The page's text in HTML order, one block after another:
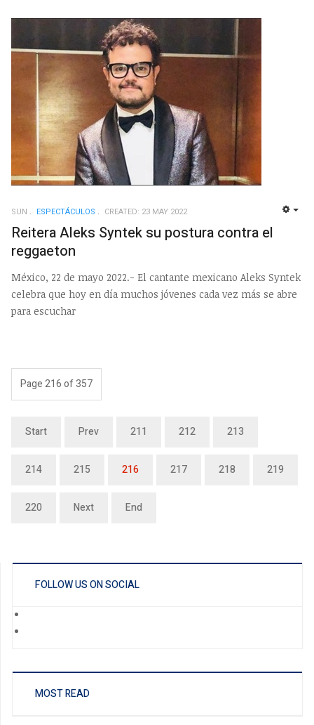
SUN ESPECTÁCULOS CREATED: 23 MAY 2022
Reitera Aleks Syntek su postura contra el
reggaeton
México, 22 de mayo 2022.- El cantante mexicano Aleks Syntek
celebra que hoy en día muchos jóvenes cada vez más se abre
para escuchar
Page 216 of 357
Start Prev 211 212 213
214 215 216 217 218 219
220 Next End
FOLLOW US ON SOCIAL
MOST READ